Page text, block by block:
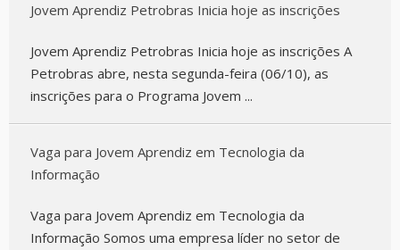
Jovem Aprendiz Petrobras Inicia hoje as inscrições
Jovem Aprendiz Petrobras Inicia hoje as inscrições A
Petrobras abre, nesta segunda-feira (06/10), as
inscrições para o Programa Jovem ...
Vaga para Jovem Aprendiz em Tecnologia da
Informação
Vaga para Jovem Aprendiz em Tecnologia da
Informação Somos uma empresa líder no setor de